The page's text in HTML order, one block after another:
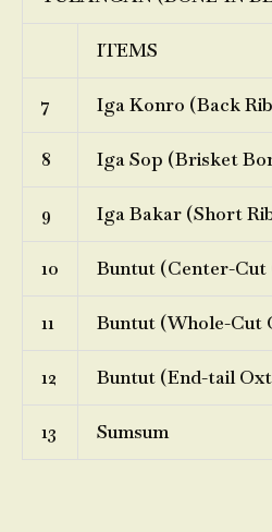
ITEMS
7 Iga Konro (Back
8 Iga Sop (Brisket
9 Iga Bakar (Short
10 Buntut (Center-Cut
11 Buntut (Whole-Cut
12 Buntut (End-tail
13 Sumsum